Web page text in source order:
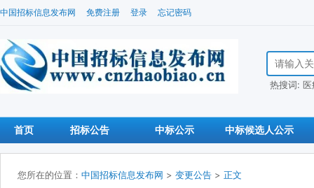
中国招标信息发布网 免费注册 登录 忘记密码
搜索招标信
热搜词:
首页 招标公告 中标公示 中标候选人公示
您所在的位置： 中国招标信息发布网 > 变更公告 > 正文